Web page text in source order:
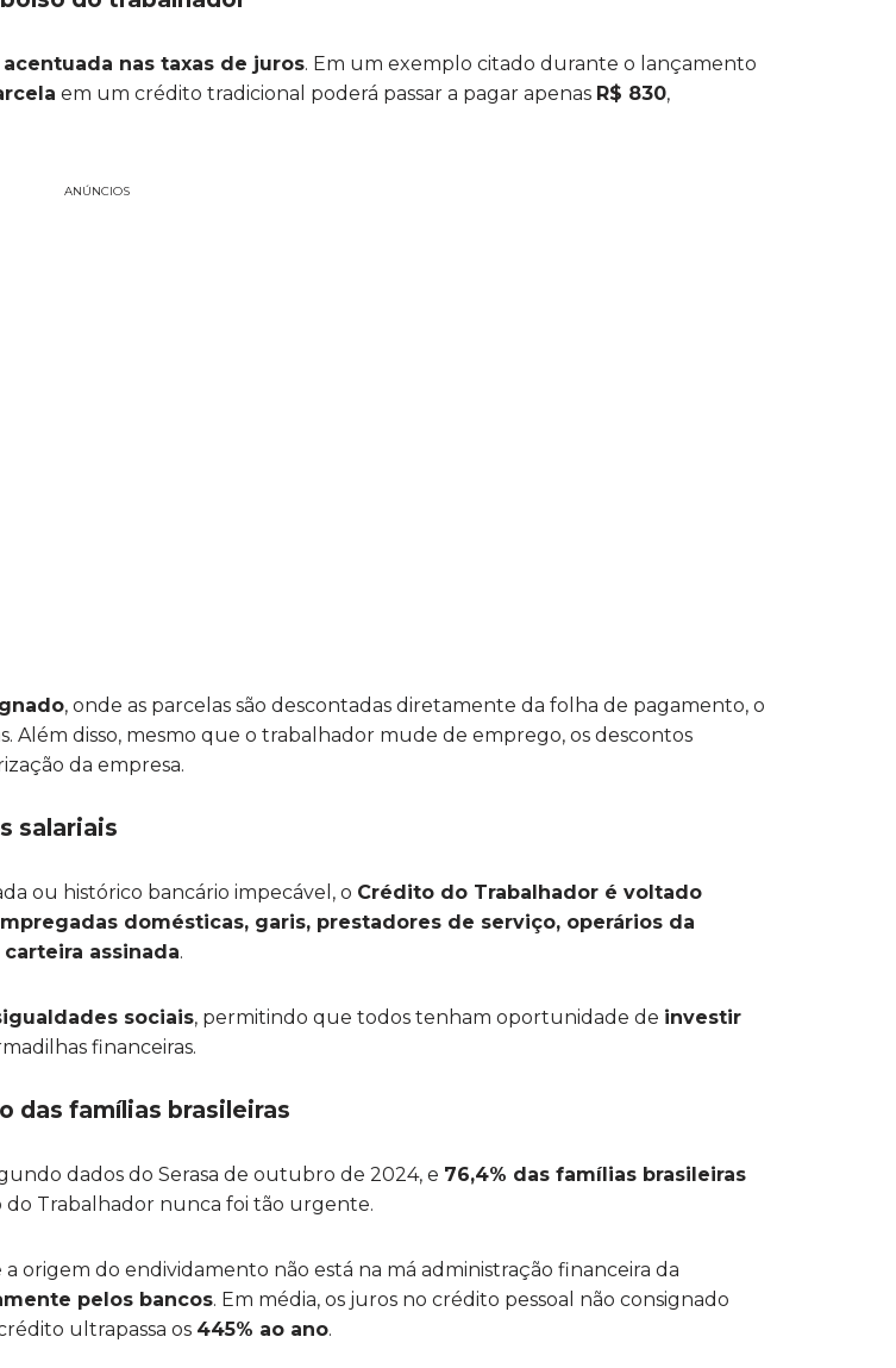
nas taxas de juros. Em um exemplo citado durante o lançamento
em um crédito tradicional poderá passar a pagar apenas R$ 830,
ANÚNCIOS
, onde as parcelas são descontadas diretamente da folha de pagamento, o
Além disso, mesmo que o trabalhador mude de emprego, os descontos
da empresa.
salariais
ou histórico bancário impecável, o Crédito do Trabalhador é voltado
domésticas, garis, prestadores de serviço, operários da
assinada.
sociais, permitindo que todos tenham oportunidade de investir
financeiras.
das famílias brasileiras
dados do Serasa de outubro de 2024, e 76,4% das famílias brasileiras
do Trabalhador nunca foi tão urgente.
a origem do endividamento não está na má administração financeira da
pelos bancos. Em média, os juros no crédito pessoal não consignado
ultrapassa os 445% ao ano.